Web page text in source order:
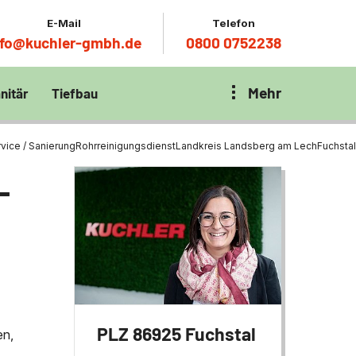
E-Mail
gmbh.de
Telefon
0800 0752238
Klärbecken
per
Tiefbau
Zentrum München
Tiefbau Mehr
/ SanierungRohrreinigungsdienstLandkreis Landsberg am LechFuchstal
PLZ 86925 Fuchstal